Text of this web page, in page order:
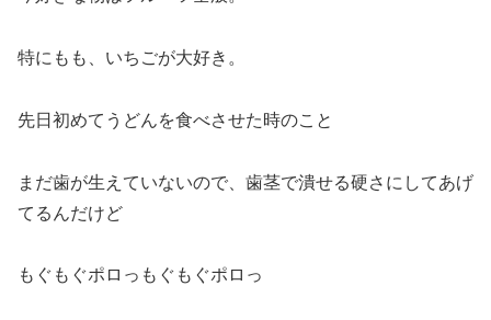
特にもも、いちごが大好き。
先日初めてうどんを食べさせた時のこと
まだ歯が生えていないので、歯茎で潰せる硬さにしてあげ
てるんだけど
もぐもぐポロっもぐもぐポロっ